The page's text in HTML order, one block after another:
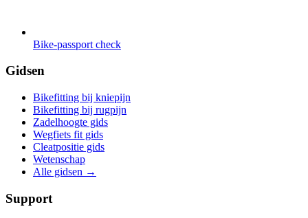
Bike-passport check
Gidsen
Bikefitting bij kniepijn
Bikefitting bij rugpijn
Zadelhoogte gids
Wegfiets fit gids
Cleatpositie gids
Wetenschap
Alle gidsen →
Support